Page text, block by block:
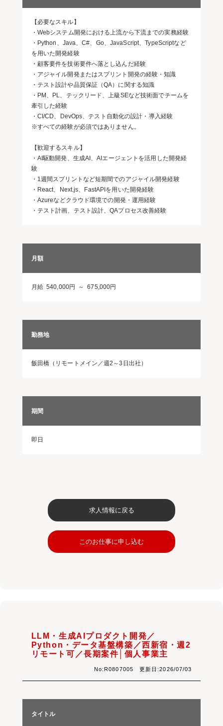
【必要なスキル】
・Webシステム開発における上流から下流までの実務経験
・Python、Java、C#、Go、JavaScript、TypeScriptなど
を用いた開発経験
・顧客要件を技術要件へ落とし込んだ経験
・アジャイル開発またはスプリント開発の経験・知識
・テスト設計や品質保証（QA）に関する知識
・PM、PL、テックリード、上級SEなど技術面でチームを
牽引した経験
・CI/CD、DevOps、テスト自動化の設計・導入経験
※すべての経験が必須ではありません。
【歓迎するスキル】
・AI駆動開発、生成AI、AIエージェントを活用した開発経
験
・1週間スプリントなど短期間でのアジャイル開発経験
・React、Next.js、FastAPIを用いた開発経験
・Azureなどクラウド環境での開発・運用経験
・テスト計画、テスト設計、QAプロセス改善経験
月額
月給 540,000円 ～ 675,000円
勤務地
飯田橋（リモートメイン／週2～3日出社）
期間
即日
求人情報に戻る
このお仕事に申し込む
LLM・生成AIプロダクト開発／
Python・データ基盤構築／西新宿・週2
リモート可／長期案件│個人事業主
No:R0807005 更新日:2026/07/03
タイトル